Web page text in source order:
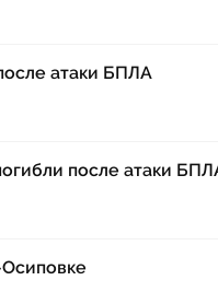
атаки БПЛА
после атаки